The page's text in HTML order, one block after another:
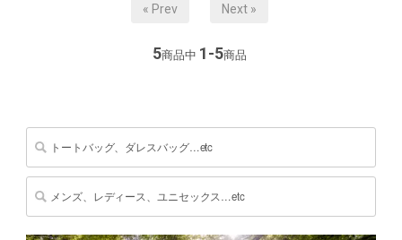
« Prev Next »
5商品中 1-5商品